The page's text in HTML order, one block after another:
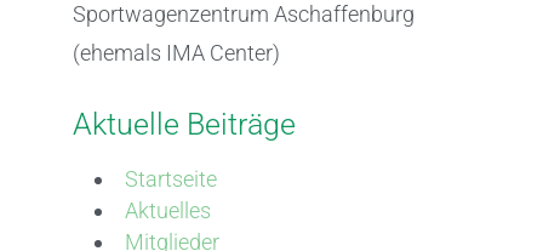
Sportwagenzentrum Aschaffenburg
(ehemals IMA Center)
Aktuelle Beiträge
Startseite
Aktuelles
Mitglieder